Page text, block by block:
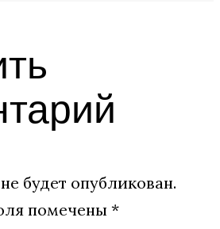
будет опубликован.
помечены *